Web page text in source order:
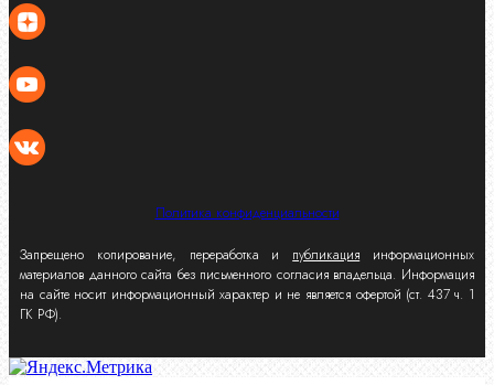
Политика конфиденциальности
Запрещено копирование, переработка и публикация информационных
материалов данного сайта без письменного согласия владельца. Информация
на сайте носит информационный характер и не является офертой (ст. 437 ч. 1
ГК РФ).